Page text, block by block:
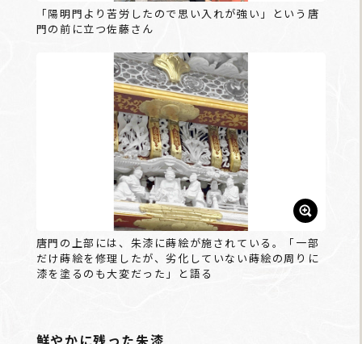
「陽明門より苦労したので思い入れが強い」という唐
門の前に立つ佐藤さん
唐門の上部には、朱漆に蒔絵が施されている。「一部
だけ蒔絵を修理したが、劣化していない蒔絵の周りに
漆を塗るのも大変だった」と語る